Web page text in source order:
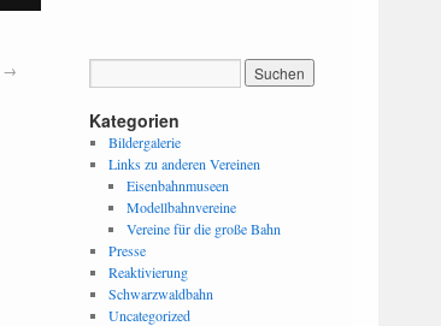
→
Kategorien
Bildergalerie
Links zu anderen Vereinen
Eisenbahnmuseen
Modellbahnvereine
Vereine für die große Bahn
Presse
Reaktivierung
Schwarzwaldbahn
Uncategorized